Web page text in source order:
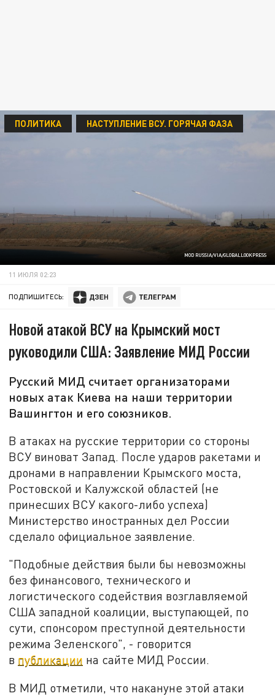
MOD RUSSIA/VIA/GLOBALLOOKPRESS
ПОЛИТИКА НАСТУПЛЕНИЕ ВСУ. ГОРЯЧАЯ ФАЗА
11 ИЮЛЯ 02:23
ПОДПИШИТЕСЬ:
Новой атакой ВСУ на Крымский мост
руководили США: Заявление МИД России
Русский МИД считает организаторами
новых атак Киева на наши территории
Вашингтон и его союзников.
В атаках на русские территории со стороны
ВСУ виноват Запад. После ударов ракетами и
дронами в направлении Крымского моста,
Ростовской и Калужской областей (не
принесших ВСУ какого-либо успеха)
Министерство иностранных дел России
сделало официальное заявление.
"Подобные действия были бы невозможны
без финансового, технического и
логистического содействия возглавляемой
США западной коалиции, выступающей, по
сути, спонсором преступной деятельности
режима Зеленского", - говорится
в публикации на сайте МИД России.
В МИД отметили, что накануне этой атаки